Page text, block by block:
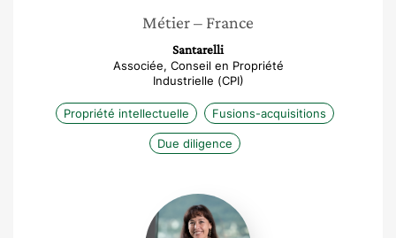
Métier– France
Santarelli
Associée, Conseil en Propriété
Industrielle (CPI)
Propriété intellectuelle Fusions-acquisitions
Due diligence
Michèle
Mottu